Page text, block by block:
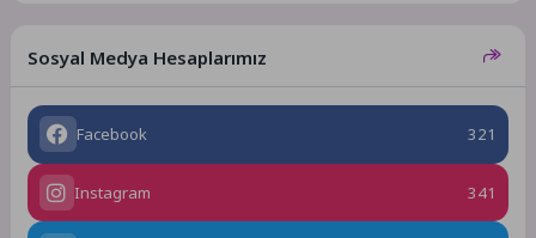
Sosyal Medya Hesaplarımız
Facebook 321
Instagram 341